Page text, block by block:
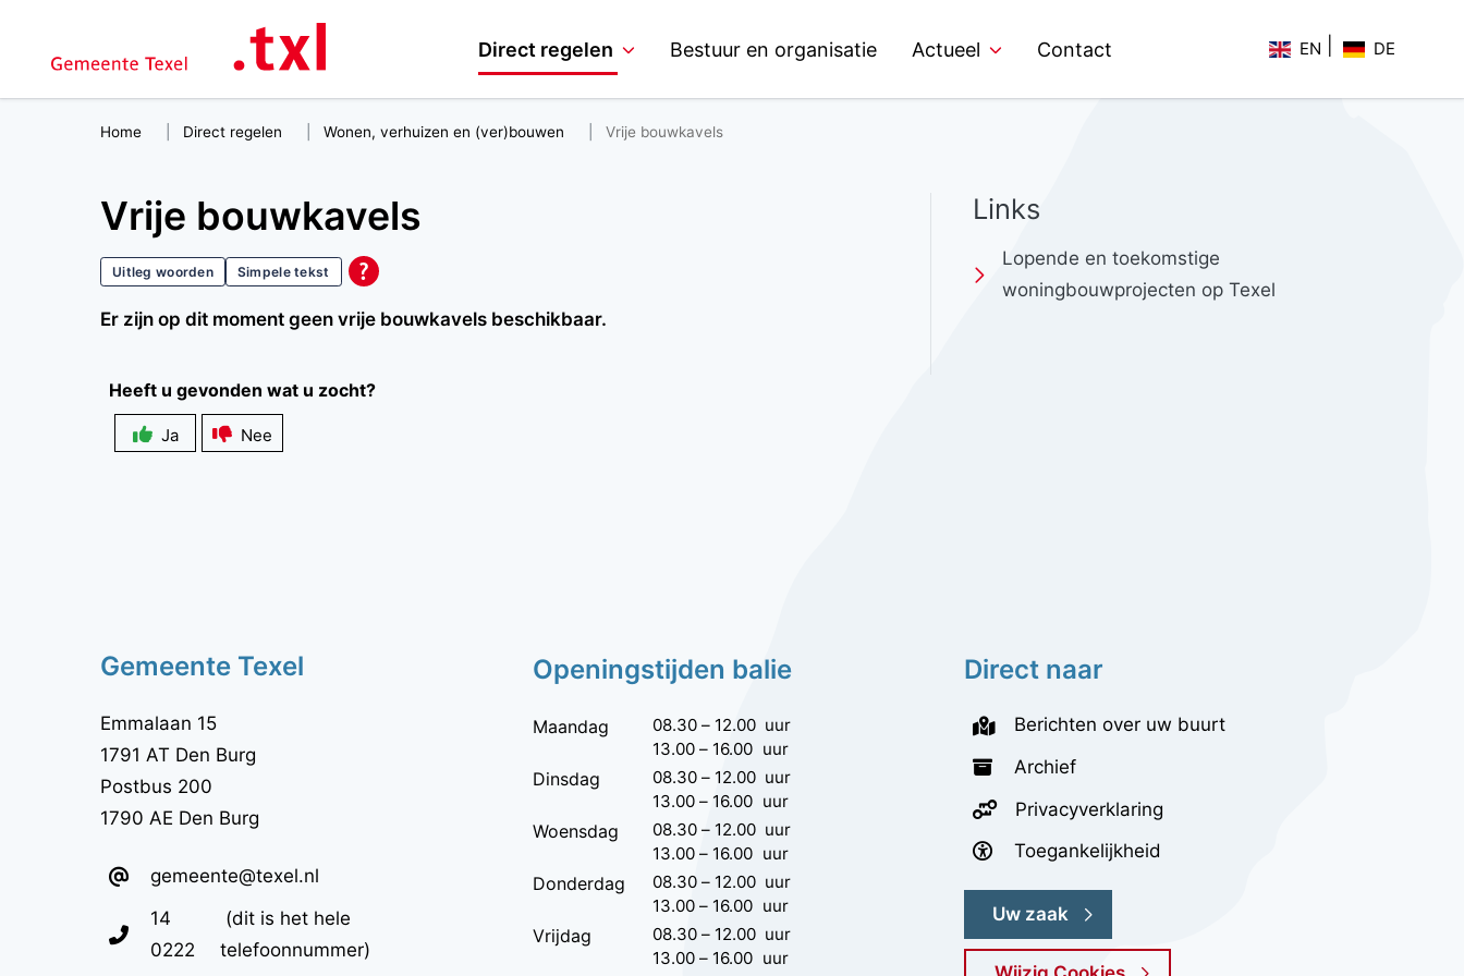
Direct regelen Bestuur en organisatie Actueel Contact EN DE
Home Direct regelen Wonen, verhuizen en (ver)bouwen Vrije bouwkavels
Vrije bouwkavels
Uitleg woorden Simpele tekst
Er zijn op dit moment geen vrije bouwkavels beschikbaar.
Links
Lopende en toekomstige
woningbouwprojecten op Texel
Heeft u gevonden wat u zocht?
Ja Nee
Gemeente Texel
Emmalaan 15
1791 AT Den Burg
Postbus 200
1790 AE Den Burg
gemeente@texel.nl
Telefoon:
14
0222
(dit is het hele
telefoonnummer)
Openingstijden balie
Maandag 08.30 – 12.00 uur
13.00 – 16.00 uur
Dinsdag 08.30 – 12.00 uur
13.00 – 16.00 uur
Woensdag 08.30 – 12.00 uur
13.00 – 16.00 uur
Donderdag 08.30 – 12.00 uur
13.00 – 16.00 uur
Vrijdag 08.30 – 12.00 uur
13.00 – 16.00 uur
Direct naar
Berichten over uw buurt
Archief
Privacyverklaring
Toegankelijkheid
Uw zaak